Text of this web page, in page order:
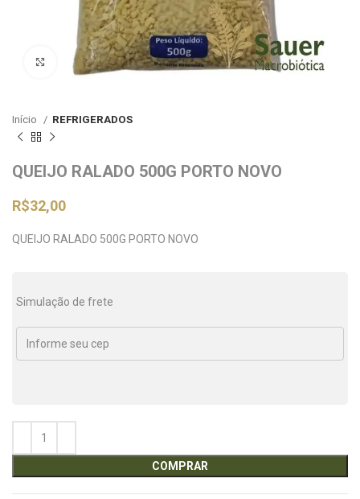
Clique para ampliar
Início REFRIGERADOS
QUEIJO RALADO 500G PORTO NOVO
R$32,00
QUEIJO RALADO 500G PORTO NOVO
Simulação de frete
COMPRAR